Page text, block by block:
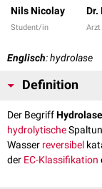
Nils Nicolay
Student/in
Dr.
Englisch: hydrolase
Definition
Der Begriff
hydrolytische
Wasser reversibel
der EC-Klassifikation